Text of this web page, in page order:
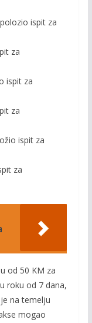
ispit za
za
ispit za
za
ispit za
za
od 50 KM za
roku od 7 dana,
na temelju
mogao